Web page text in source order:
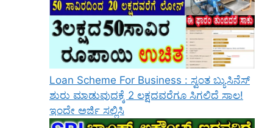
Loan Scheme For Business : ಸ್ವಂತ ಬ್ಯುಸಿನೆಸ್
ಶುರು ಮಾಡುವುದಕ್ಕೆ 2 ಲಕ್ಷದವರೆಗೂ ಸಿಗಲಿದೆ ಸಾಲ!
ಇಂದೇ ಅರ್ಜಿ ಸಲ್ಲಿಸಿ